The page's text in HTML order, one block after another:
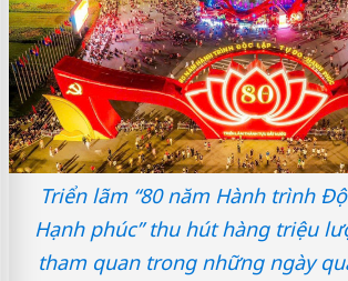
Triển lãm “80 năm Hành trình
Hạnh phúc” thu hút hàng triệu
tham quan trong những ngày